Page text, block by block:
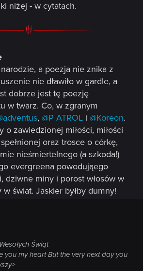
niżej - w cytatach.
a poezja nie znika z
nie dławiło w gardle, a
dobrze jest tę poezję
w twarz. Co, w zgranym
, @P ATROL i @Koreon.
o zawiedzionej miłości, miłości
oraz trosce o córkę,
nieśmiertelnego (a szkoda!)
evergreena powodująego
dziwne miny i porost włosów w
w świat. Jaskier byłby dumny!
Świąt
you my heart But the very next day you